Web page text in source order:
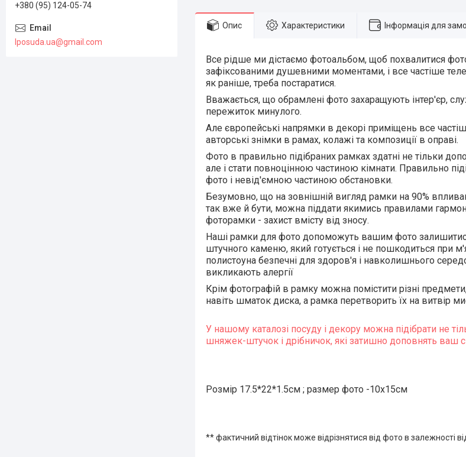
Опис Характеристики Інформація для
Все рідше ми дістаємо фотоальбом, щоб похвалитися
зафіксованими душевними моментами, і все частіше
як раніше, треба постаратися.
Вважається, що обрамлені фото захаращують інтер'єр,
пережиток минулого.
Але європейські напрямки в декорі приміщень все
авторські знімки в рамах, колажі та композиції в оправі.
Фото в правильно підібраних рамках здатні не тільки
але і стати повноцінною частиною кімнати. Правильно
фото і невід'ємною частиною обстановки.
Безумовно, що на зовнішній вигляд рамки на 90%
так вже й бути, можна піддати якимись правилами
фоторамки - захист вмісту від зносу.
Наші рамки для фото допоможуть вашим фото
штучного каменю, який готується і не пошкодиться при
полистоуна безпечні для здоров'я і навколишнього
викликають алергії
Крім фотографій в рамку можна помістити різні
навіть шматок диска, а рамка перетворить їх на витвір
У нашому каталозі посуду і декору можна підібрати не
шняжек-штучок і дрібничок, які затишно доповнять ваш
Розмір 17.5*22*1.5см ; размер фото -10x15см
** фактичний відтінок може відрізнятися від фото в
+380 (95) 124-05-74
lposuda.ua@gmail.com